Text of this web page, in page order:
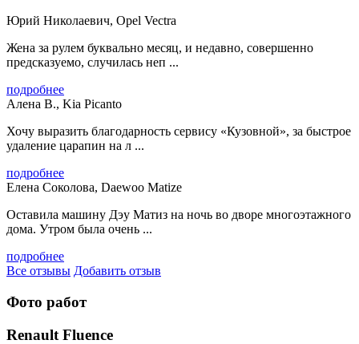
Юрий Николаевич, Opel Vectra
Жена за рулем буквально месяц, и недавно, совершенно
предсказуемо, случилась неп ...
подробнее
Алена В., Kia Picanto
Хочу выразить благодарность сервису «Кузовной», за быстрое
удаление царапин на л ...
подробнее
Елена Соколова, Daewoo Matize
Оставила машину Дэу Матиз на ночь во дворе многоэтажного
дома. Утром была очень ...
подробнее
Все отзывы Добавить отзыв
Фото работ
Renault Fluence